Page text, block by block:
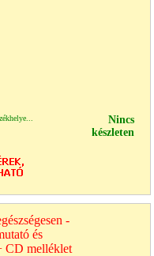
Nincs
készleten
-
és
CD melléklet